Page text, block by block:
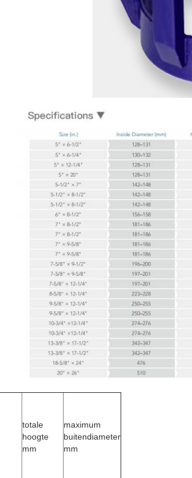
totale
hoogte
mm
maximum
buitendiameter
mm